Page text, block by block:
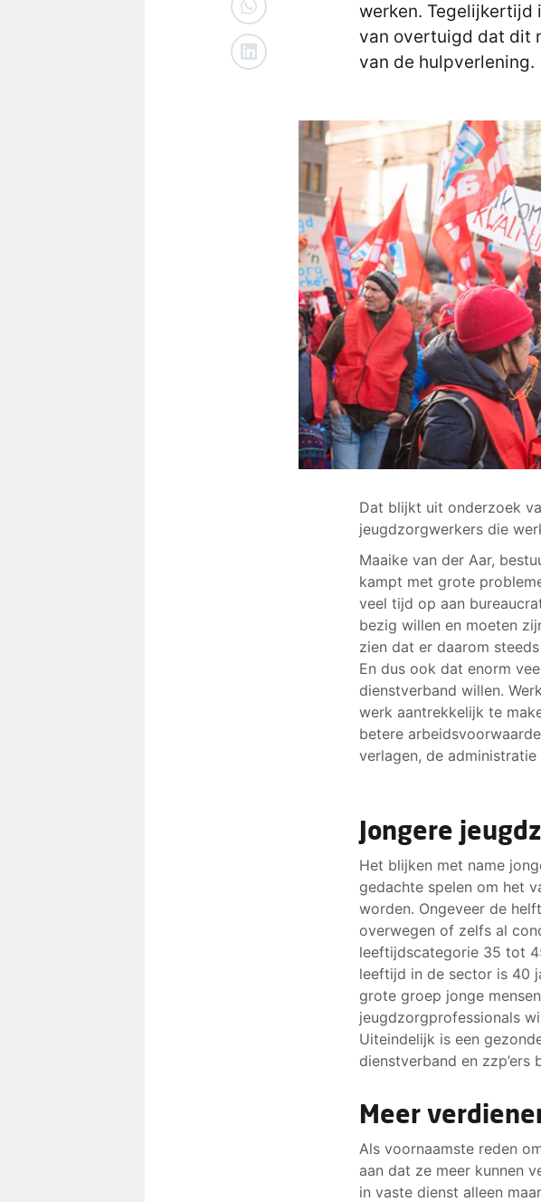
werken. Tegelijkertijd
van overtuigd dat dit
van de hulpverlening.
Dat blijkt uit onderzoek
jeugdzorgwerkers die
Maaike van der Aar,
kampt met grote
veel tijd op aan
bezig willen en moeten
zien dat er daarom
En dus ook dat enorm
dienstverband willen.
werk aantrekkelijk te
betere
verlagen, de
Jongere
Het blijken met name
gedachte spelen om het
worden. Ongeveer de
overwegen of zelfs al
leeftijdscategorie 35 tot
leeftijd in de sector is 40
grote groep jonge
jeugdzorgprofessionals
Uiteindelijk is een
dienstverband en zzp’ers
Meer
Als voornaamste reden
aan dat ze meer kunnen
in vaste dienst alleen